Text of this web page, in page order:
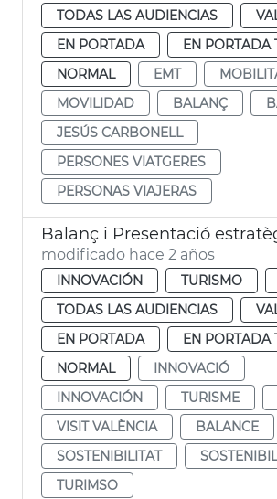
TODAS LAS AUDIENCIAS
EN PORTADA
EN PORTADA
NORMAL
EMT
MOVILIDAD
BALANÇ
JESÚS CARBONELL
PERSONES VIATGERES
PERSONAS VIAJERAS
Balanç i Presentació
modificado hace 2 años
INNOVACIÓN TURISMO
TODAS LAS AUDIENCIAS
EN PORTADA
EN PORTADA
NORMAL
INNOVACIÓ
INNOVACIÓN
TURISME
VISIT VALÈNCIA
BALANCE
SOSTENIBILITAT
TURIMSO